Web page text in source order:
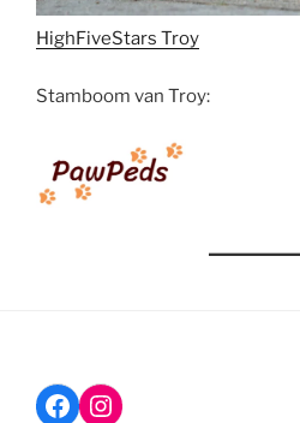
HighFiveStars Troy
Stamboom van Troy:
Facebook
Instagram